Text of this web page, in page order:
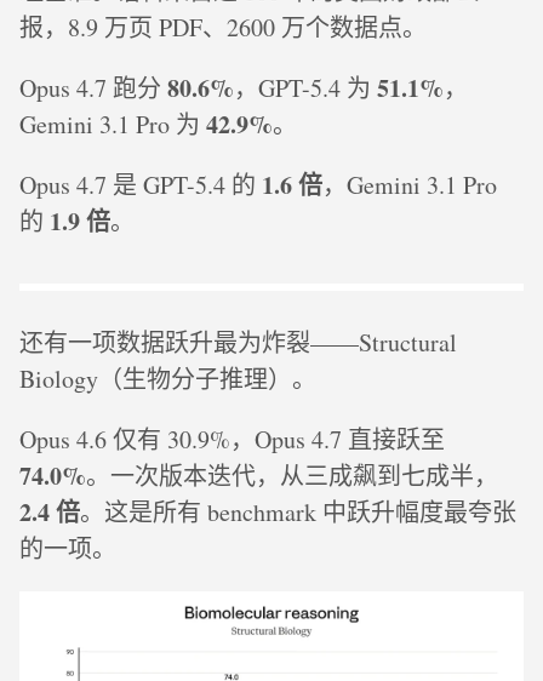
报，8.9 万页 PDF、2600 万个数据点。
Opus 4.7 跑分 80.6%，GPT-5.4 为 51.1%，
Gemini 3.1 Pro 为 42.9%。
Opus 4.7 是 GPT-5.4 的 1.6 倍，Gemini 3.1 Pro
的 1.9 倍。
还有一项数据跃升最为炸裂——Structural
Biology（生物分子推理）。
Opus 4.6 仅有 30.9%，Opus 4.7 直接跃至
74.0%。一次版本迭代，从三成飙到七成半，
2.4 倍。这是所有 benchmark 中跃升幅度最夸张
的一项。